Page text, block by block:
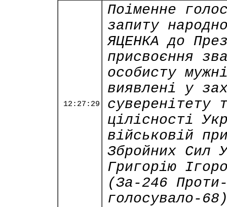
12:27:29
Поіменне
запиту
ЯЦЕНКА до
присвоєння
особисту
виявлені у
суверенітету
цілісності
військовій
Збройних Сил
Григорію
(За-246
голосувало-